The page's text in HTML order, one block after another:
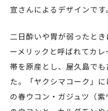
宣さんによるデザインです。
二日酔いや胃が弱ったと
ーメリックと呼ばれてカ
帯を原産とし、屋久島で
た。「ヤクシマコーク」
の春ウコン・ガジュツ（